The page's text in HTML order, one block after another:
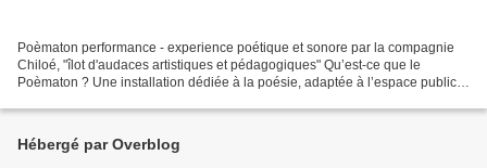
Poèmaton performance - experience poétique et sonore par la compagnie
Chiloé, "îlot d'audaces artistiques et pédagogiques" Qu’est-ce que le
Poèmaton ? Une installation dédiée à la poésie, adaptée à l’espace public
Hébergé par Overblog